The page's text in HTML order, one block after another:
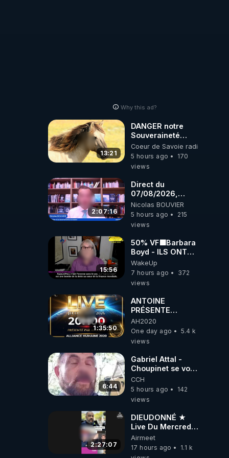
Why this ad?
13:21
DANGER notre
Souveraineté
Alimentaire est
attaqué...
Coeur de Savoie radioweb TV
5 hours ago
170
views
2:07:16
Direct du
07/08/2026,
présenté par
Nicolas BOUVIER
Nicolas BOUVIER
5 hours ago
215
views
15:56
50% VF🟩Barbara
Boyd - ILS ONT
MENTI SUR TOUT
-Jocelyne
Traduction
WakeUp
7 hours ago
372
views
1:35:50
ANTOINE
PRÉSENTE
AH2020 LE LIVE
20H ***DU
06/08/2026***
AH2020
One day ago
5.4 k
views
6:44
Gabriel Attal -
Choupinet se voit
en haut de
l'affiche
CCH
5 hours ago
142
views
2:27:07
DIEUDONNÉ ★
Live Du Mercredi
5 Août 2026
Airmeet
17 hours ago
1.1 k